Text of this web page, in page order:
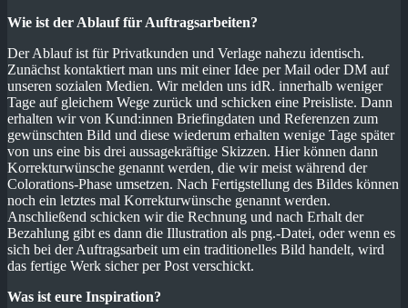
Wie ist der Ablauf für Auftragsarbeiten?
Der Ablauf ist für Privatkunden und Verlage nahezu identisch.
Zunächst kontaktiert man uns mit einer Idee per Mail oder DM auf
unseren sozialen Medien. Wir melden uns idR. innerhalb weniger
Tage auf gleichem Wege zurück und schicken eine Preisliste. Dann
erhalten wir von Kund:innen Briefingdaten und Referenzen zum
gewünschten Bild und diese wiederum erhalten wenige Tage später
von uns eine bis drei aussagekräftige Skizzen. Hier können dann
Korrekturwünsche genannt werden, die wir meist während der
Colorations-Phase umsetzen. Nach Fertigstellung des Bildes können
noch ein letztes mal Korrekturwünsche genannt werden.
Anschließend schicken wir die Rechnung und nach Erhalt der
Bezahlung gibt es dann die Illustration als png.-Datei, oder wenn es
sich bei der Auftragsarbeit um ein traditionelles Bild handelt, wird
das fertige Werk sicher per Post verschickt.
Was ist eure Inspiration?